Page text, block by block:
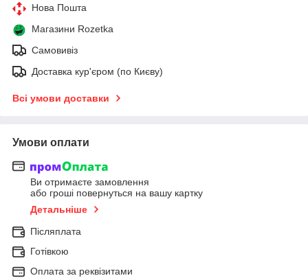
Нова Пошта
Магазини Rozetka
Самовивіз
Доставка кур'єром (по Києву)
Всі умови доставки
Умови оплати
Ви отримаєте замовлення
або гроші повернуться на вашу картку
Детальніше
Післяплата
Готівкою
Оплата за реквізитами